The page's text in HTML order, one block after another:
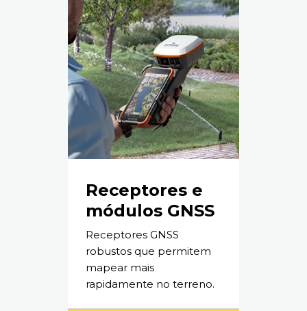
Receptores e
módulos GNSS
Receptores GNSS
robustos que permitem
mapear mais
rapidamente no terreno.